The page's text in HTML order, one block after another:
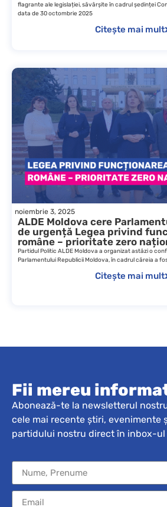
flagrante ale legislației, săvârșite în cadrul ședinței
data de 30 octombrie 2025
Citește mai mult
noiembrie 3, 2025
ALDE Moldova cere
de urgență Legea privind
române – prioritate zero
Partidul Politic ALDE Moldova a organizat astăzi o
Parlamentului Republicii Moldova, în cadrul căreia a
Citește mai mult
Fii mereu
Abonează-te la newsletterul
cele mai recente știri, evenimente
partidului nostru direct în inbox-ul